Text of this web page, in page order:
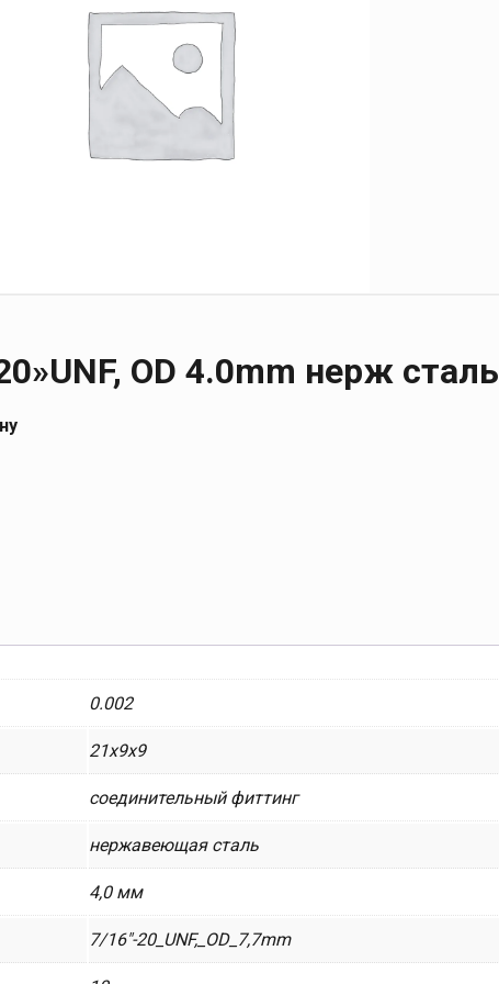
OD 4.0mm нерж сталь
0.002
21x9x9
соединительный фиттинг
нержавеющая сталь
4,0 мм
7/16″-20_UNF,_OD_7,7mm